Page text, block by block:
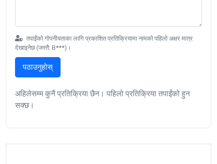
तपाईंको गोपनीयताका लागि प्रकाशित प्रतिक्रियामा नामको पहिलो अक्षर मात्र
देखाइनेछ (जस्तै: B***)।
पठाउनुहोस्
अहिलेसम्म कुनै प्रतिक्रिया छैन। पहिलो प्रतिक्रिया तपाईंको हुन
सक्छ।